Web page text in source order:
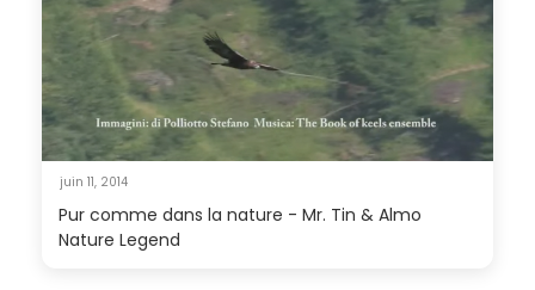
juin 11, 2014
Pur comme dans la nature - Mr. Tin & Almo
Nature Legend